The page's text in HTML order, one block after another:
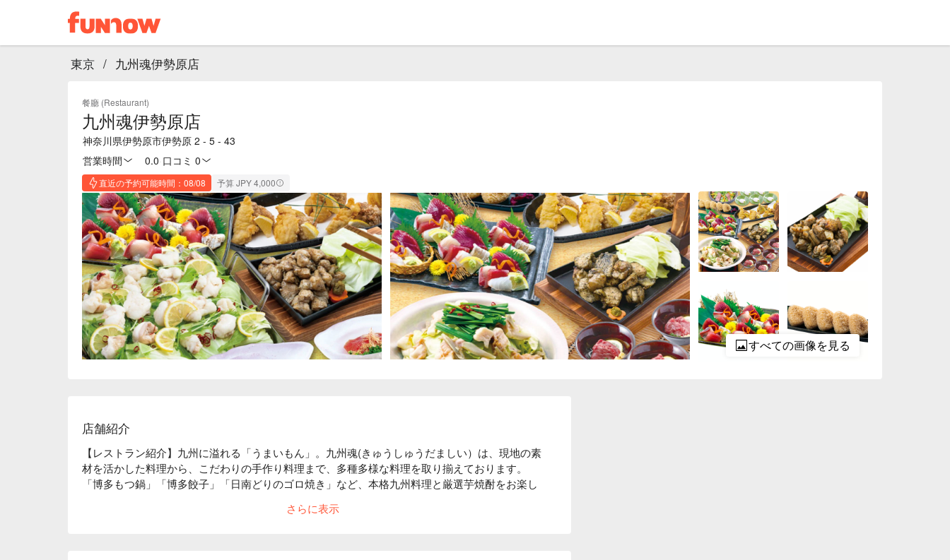
東京 / 九州魂伊勢原店
餐廳 (Restaurant)
九州魂伊勢原店
神奈川県伊勢原市伊勢原 2 - 5 - 43
営業時間
0.0 口コミ 0
直近の予約可能時間：08/08 予算 JPY 4,000
すべての画像を見る
店舗紹介
【レストラン紹介】九州に溢れる「うまいもん」。九州魂(きゅうしゅうだましい）は、現地の素
材を活かした料理から、こだわりの手作り料理まで、多種多様な料理を取り揃えております。
「博多もつ鍋」「博多餃子」「日南どりのゴロ焼き」など、本格九州料理と厳選芋焼酎をお楽し
【店内雰囲気】活気ある大衆ゾーンから、様々なシーンで使える個室もご用意しております。趣
さらに表示